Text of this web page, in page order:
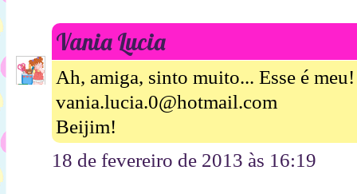
Vania Lucia
Ah, amiga, sinto muito... Esse é meu!
vania.lucia.0@hotmail.com
Beijim!
18 de fevereiro de 2013 às 16:19